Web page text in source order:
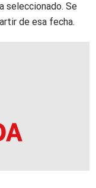
seleccionado. Se
de esa fecha.